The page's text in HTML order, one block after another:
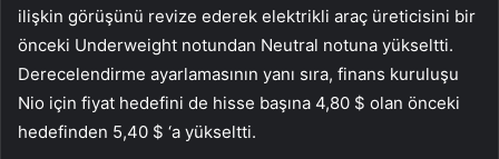
ilişkin görüşünü revize ederek elektrikli araç üreticisini bir
önceki Underweight notundan Neutral notuna yükseltti.
Derecelendirme ayarlamasının yanı sıra, finans kuruluşu
Nio için fiyat hedefini de hisse başına 4,80 $ olan önceki
hedefinden 5,40 $ ‘a yükseltti.